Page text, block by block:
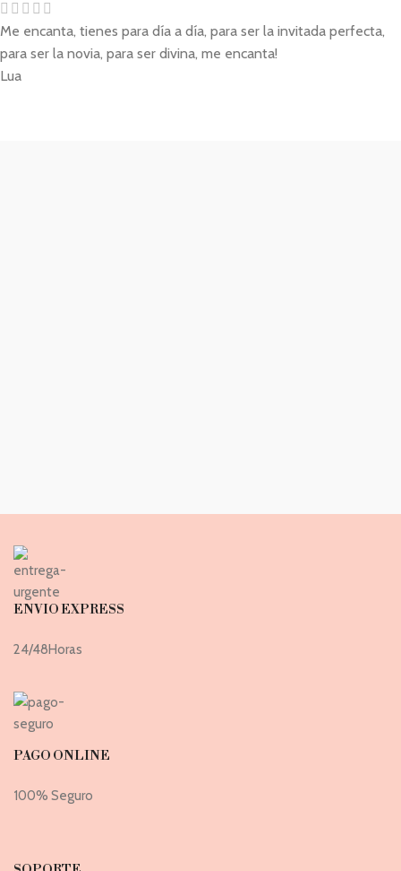
Me encanta, tienes para día a día, para ser la invitada perfecta,
para ser la novia, para ser divina, me encanta!
Lua
ENVIO EXPRESS
24/48Horas
PAGO ONLINE
100% Seguro